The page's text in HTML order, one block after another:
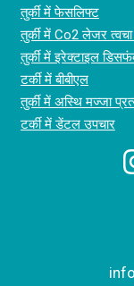
तुर्की में फेसलिफ्ट
तुर्की में Co2 लेजर
तुर्की में इरेक्टाइल
टर्की में बीबीएल
तुर्की में अस्थि मज्जा
टर्की में डेंटल उपचार